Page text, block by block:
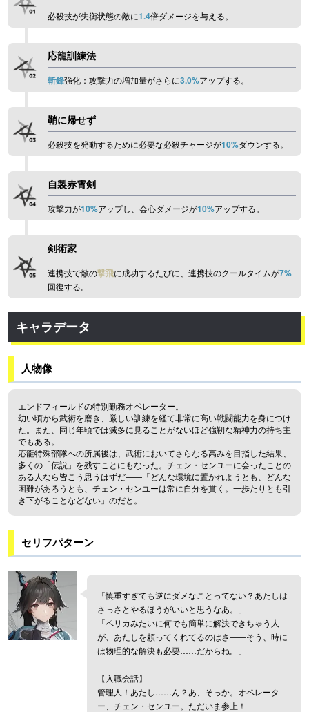
必殺技が失衡状態の敵に1.4倍ダメージを与える。
応龍訓練法
斬鋒強化：攻撃力の増加量がさらに3.0%アップする。
鞘に帰せず
必殺技を発動するために必要な必殺チャージが10%ダウンする。
自製赤霄剣
攻撃力が10%アップし、会心ダメージが10%アップする。
剣術家
連携技で敵の撃飛に成功するたびに、連携技のクールタイムが7%
回復する。
キャラデータ
人物像
エンドフィールドの特別勤務オペレーター。
幼い頃から武術を磨き、厳しい訓練を経て非常に高い戦闘能力を身につけ
た。また、同じ年頃では滅多に見ることがないほど強靭な精神力の持ち主
でもある。
応龍特殊部隊への所属後は、武術においてさらなる高みを目指した結果、
多くの「伝説」を残すことにもなった。チェン・センユーに会ったことの
ある人なら皆こう思うはずだ――「どんな環境に置かれようとも、どんな
困難があろうとも、チェン・センユーは常に自分を貫く。一歩たりとも引
き下がることなどない」のだと。
セリフパターン
「慎重すぎても逆にダメなことってない？あたしは
さっさとやるほうがいいと思うなあ。」
「ペリカみたいに何でも簡単に解決できちゃう人
が、あたしを頼ってくれてるのはさ――そう、時に
は物理的な解決も必要……だからね。」
【入職会話】
管理人！あたし……ん？あ、そっか。オペレータ
ー、チェン・センユー。ただいま参上！